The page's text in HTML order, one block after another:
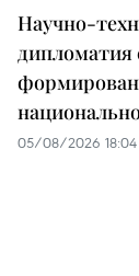
Научно-
дипломатия
05/08/2026 18:04